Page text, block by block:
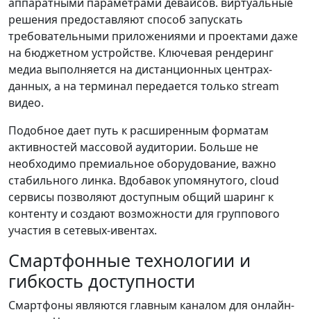
решения предоставляют способ запускать
требовательными приложениями и проектами даже
на бюджетном устройстве. Ключевая рендеринг
медиа выполняется на дистанционных центрах-
данных, а на терминал передается только stream
видео.
Подобное дает путь к расширенным форматам
активностей массовой аудитории. Больше не
необходимо премиальное оборудование, важно
стабильного линка. Вдобавок упомянутого, cloud
сервисы позволяют доступным общий шаринг к
контенту и создают возможности для группового
участия в сетевых-ивентах.
Смартфонные технологии и
гибкость доступности
Смартфоны являются главным каналом для онлайн-